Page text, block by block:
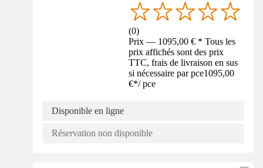
(0)
Prix — 1095,00 € * Tous les
prix affichés sont des prix
TTC, frais de livraison en sus
si nécessaire par pce1095,00
€*/ pce
Disponible en ligne
Réservation non disponible